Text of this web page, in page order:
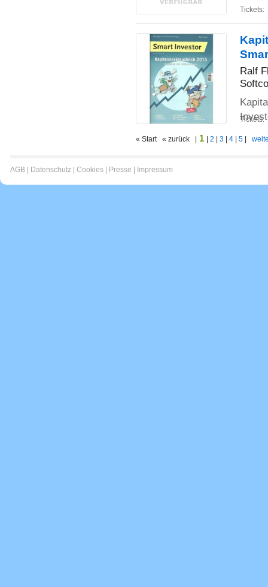
Tickets:
Ralf
Tickets:
« Start « zurück | 1 2 3 4 5
AGB Datenschutz Cookies Presse Impressum